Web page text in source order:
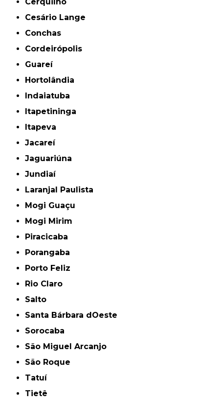
Cerquilho
Cesário Lange
Conchas
Cordeirópolis
Guareí
Hortolândia
Indaiatuba
Itapetininga
Itapeva
Jacareí
Jaguariúna
Jundiaí
Laranjal Paulista
Mogi Guaçu
Mogi Mirim
Piracicaba
Porangaba
Porto Feliz
Rio Claro
Salto
Santa Bárbara dOeste
Sorocaba
São Miguel Arcanjo
São Roque
Tatuí
Tietê